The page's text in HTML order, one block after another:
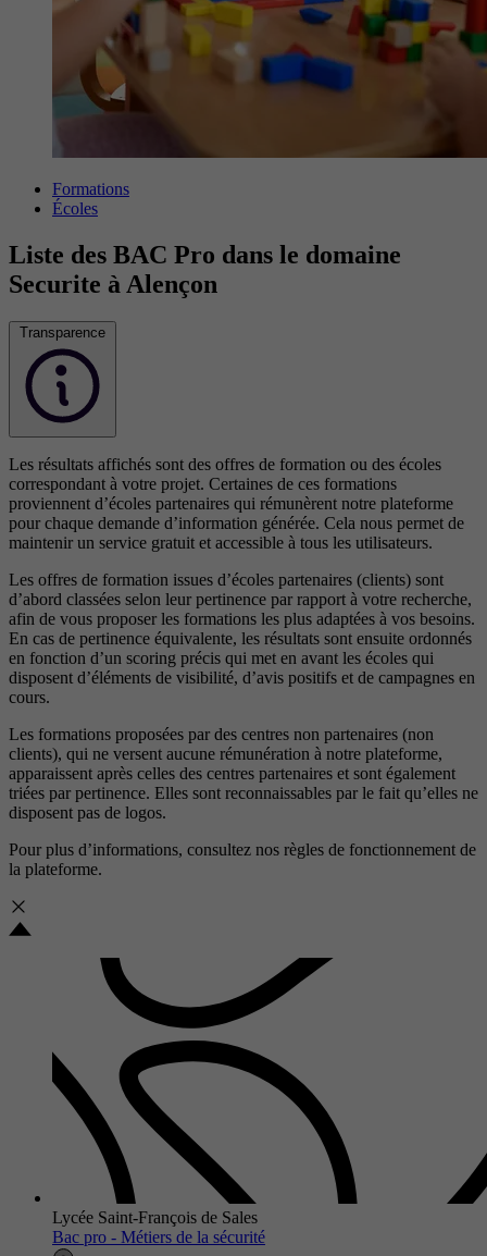
Formations
Écoles
Liste des BAC Pro dans le domaine
Securite à Alençon
Transparence
Les résultats affichés sont des offres de formation ou des écoles
correspondant à votre projet. Certaines de ces formations
proviennent d’écoles partenaires qui rémunèrent notre plateforme
pour chaque demande d’information générée. Cela nous permet de
maintenir un service gratuit et accessible à tous les utilisateurs.
Les offres de formation issues d’écoles partenaires (clients) sont
d’abord classées selon leur pertinence par rapport à votre recherche,
afin de vous proposer les formations les plus adaptées à vos besoins.
En cas de pertinence équivalente, les résultats sont ensuite ordonnés
en fonction d’un scoring précis qui met en avant les écoles qui
disposent d’éléments de visibilité, d’avis positifs et de campagnes en
cours.
Les formations proposées par des centres non partenaires (non
clients), qui ne versent aucune rémunération à notre plateforme,
apparaissent après celles des centres partenaires et sont également
triées par pertinence. Elles sont reconnaissables par le fait qu’elles ne
disposent pas de logos.
Pour plus d’informations, consultez nos règles de fonctionnement de
la plateforme.
Lycée Saint-François de Sales
Bac pro - Métiers de la sécurité